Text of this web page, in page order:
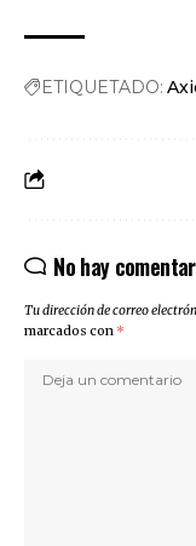
ETIQUETADO:
No hay
Tu dirección de correo
marcados con *